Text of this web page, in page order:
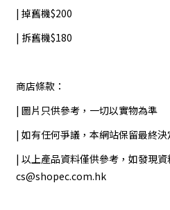
| 掉舊機$200
| 拆舊機$180
商店條款：
| 圖片只供參考，一切以實物為準
| 如有任何爭議，本網站保留最終決
| 以上產品資料僅供參考，如發現
cs@shopec.com.hk